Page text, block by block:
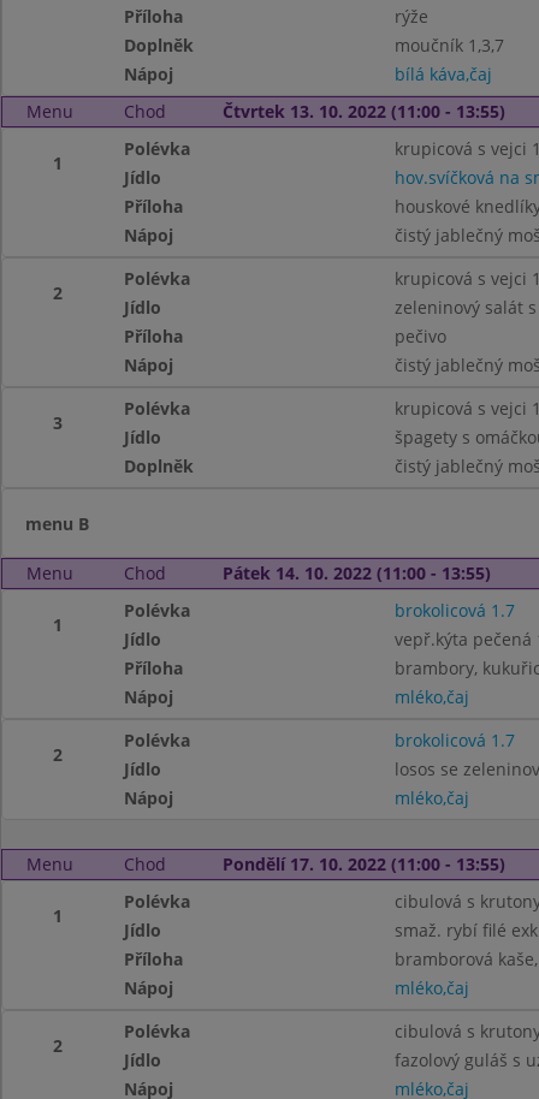
Příloha
rýže
Doplněk
moučník 1,3,7
Nápoj
bílá káva,čaj
Menu
Chod Čtvrtek 13. 10. 2022 (11:00 - 13:55)
1
Polévka
krupicová s vejci
Jídlo
hov.svíčková na
Příloha
houskové
Nápoj
čistý jablečný
2
Polévka
krupicová s vejci
Jídlo
zeleninový salát
Příloha
pečivo
Nápoj
čistý jablečný
3
Polévka
krupicová s vejci
Jídlo
špagety s
Doplněk
čistý jablečný
menu B
Menu Chod Pátek 14. 10. 2022 (11:00 - 13:55)
1
Polévka
brokolicová 1.7
Jídlo
vepř.kýta pečená
Příloha
brambory,
Nápoj
mléko,čaj
2
Polévka
brokolicová 1.7
Jídlo
losos se
Nápoj
mléko,čaj
Menu Chod Pondělí 17. 10. 2022 (11:00 - 13:55)
1
Polévka
cibulová s
Jídlo
smaž. rybí filé
Příloha
bramborová
Nápoj
mléko,čaj
2
Polévka
cibulová s
Jídlo
fazolový guláš s
Nápoj
mléko,čaj